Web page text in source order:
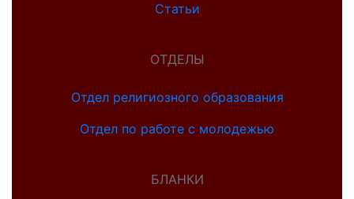
Статьи
ОТДЕЛЫ
Отдел религиозного образования
Отдел по работе с молодежью
БЛАНКИ